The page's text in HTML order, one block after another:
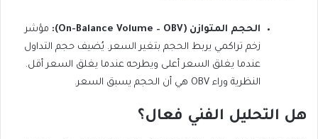
الحجم المتوازن (On-Balance Volume – OBV):
مؤشر
زخم تراكمي يربط الحجم بتغير السعر. يُضيف حجم التداول
عندما يغلق السعر أعلى ويطرحه عندما يغلق السعر أقل.
النظرية وراء OBV هي أن الحجم يسبق السعر.
هل التحليل الفني فعال؟